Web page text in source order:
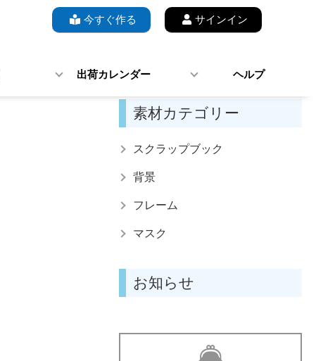
今すぐ作る サインイン
出荷カレンダー ヘルプ
素材カテゴリー
スクラップブック
背景
フレーム
マスク
お知らせ